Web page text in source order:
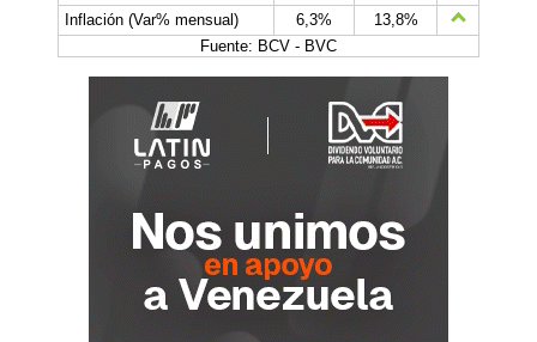
Inflación (Var% mensual)
6,3%
13,8%
Fuente: BCV - BVC